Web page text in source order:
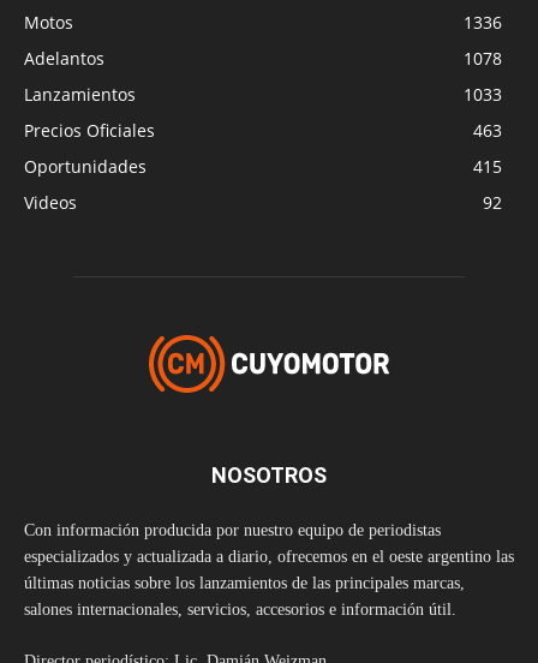
Motos
1336
Adelantos
1078
Lanzamientos
1033
Precios Oficiales
463
Oportunidades
415
Videos
92
NOSOTROS
Con información producida por nuestro equipo de periodistas
especializados y actualizada a diario, ofrecemos en el oeste argentino las
últimas noticias sobre los lanzamientos de las principales marcas,
salones internacionales, servicios, accesorios e información útil.